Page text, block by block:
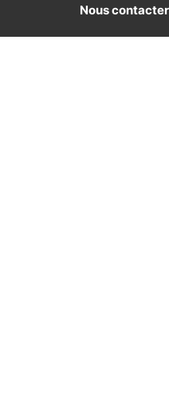
Nous contacter